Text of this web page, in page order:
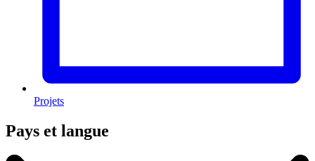
Projets
Pays et langue